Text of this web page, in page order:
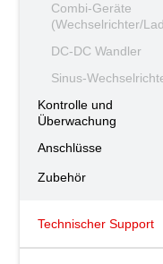
Combi-Geräte
(Wechselrichter/
DC-DC Wandler
Sinus-
Kontrolle und
Überwachung
Anschlüsse
Zubehör
Technischer Support